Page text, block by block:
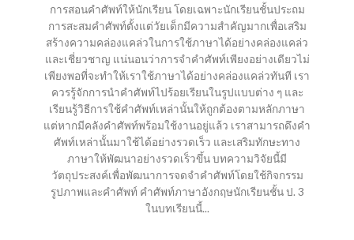
การสอนคำศัพท์ให้นักเรียน โดยเฉพาะนักเรียนชั้นประถม
การสะสมคำศัพท์ตั้งแต่วัยเด็กมีความสำคัญมากเพื่อเสริม
สร้างความคล่องแคล่วในการใช้ภาษาได้อย่างคล่องแคล่ว
และเชี่ยวชาญ แน่นอนว่าการจำคำศัพท์เพียงอย่างเดียวไม่
เพียงพอที่จะทำให้เราใช้ภาษาได้อย่างคล่องแคล่วทันที เรา
ควรรู้จักการนำคำศัพท์ไปร้อยเรียนในรูปแบบต่าง ๆ และ
เรียนรู้วิธีการใช้คำศัพท์เหล่านั้นให้ถูกต้องตามหลักภาษา
แต่หากมีคลังคำศัพท์พร้อมใช้งานอยู่แล้ว เราสามารถดึงคำ
ศัพท์เหล่านั้นมาใช้ได้อย่างรวดเร็ว และเสริมทักษะทาง
ภาษาให้พัฒนาอย่างรวดเร็วขึ้น บทความวิจัยนี้มี
วัตถุประสงค์เพื่อพัฒนาการจดจำคำศัพท์โดยใช้กิจกรรม
รูปภาพและคำศัพท์ คำศัพท์ภาษาอังกฤษนักเรียนชั้น ป. 3
ในบทเรียนนี้...